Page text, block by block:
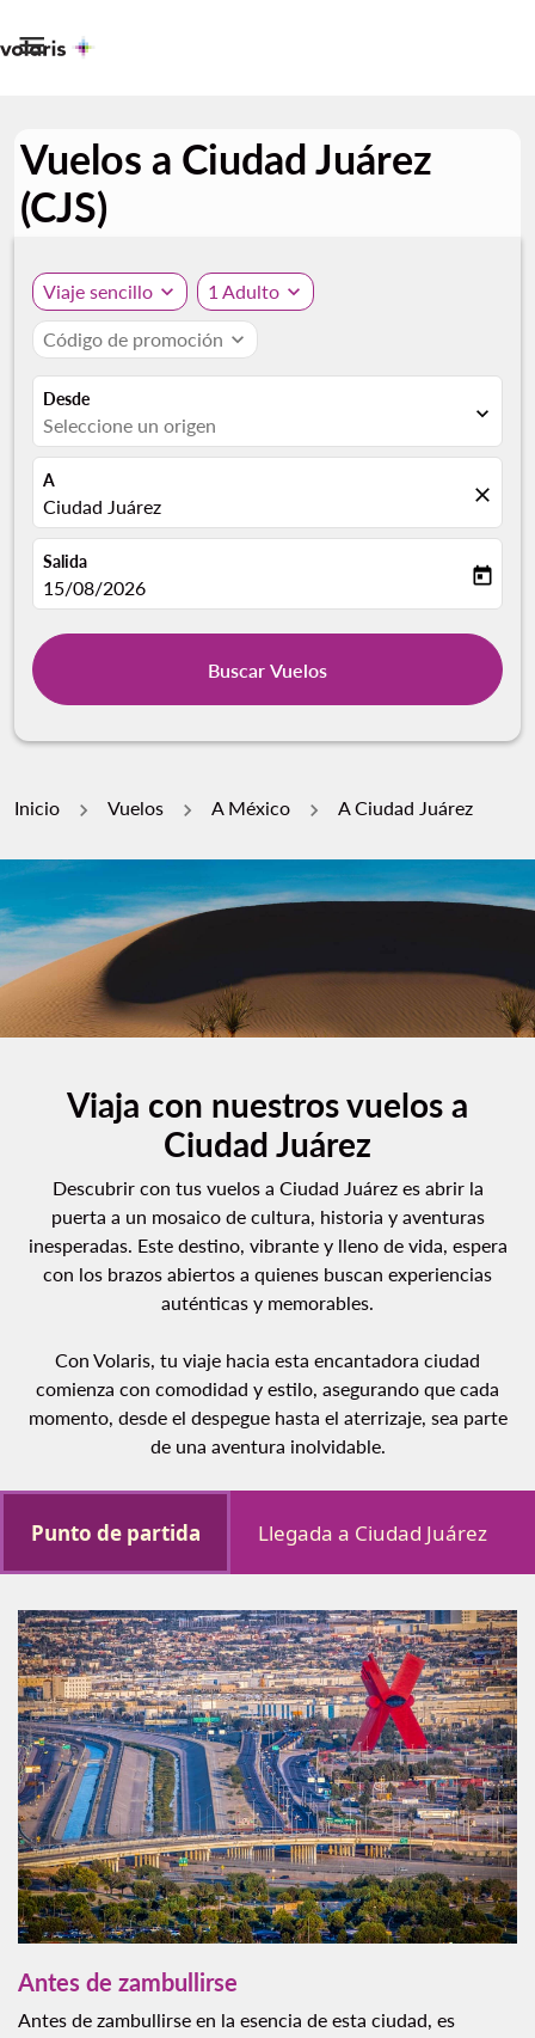

Vuelos a Ciudad Juárez
(CJS)
Viaje sencillo expand_more 1 Adulto expand_more
Código de promoción expand_more
Desde
Seleccione un origen expand_more
A
Ciudad Juárez close
Salida
fc-booking-departure-date-aria-label
15/08/2026 today
Buscar Vuelos
Inicio Vuelos A México A Ciudad Juárez
Viaja con nuestros vuelos a
Ciudad Juárez
Descubrir con tus vuelos a Ciudad Juárez es abrir la
puerta a un mosaico de cultura, historia y aventuras
inesperadas. Este destino, vibrante y lleno de vida, espera
con los brazos abiertos a quienes buscan experiencias
auténticas y memorables.
Con Volaris, tu viaje hacia esta encantadora ciudad
comienza con comodidad y estilo, asegurando que cada
momento, desde el despegue hasta el aterrizaje, sea parte
de una aventura inolvidable.
Punto de partida Llegada a Ciudad Juárez
Antes de zambullirse
Antes de zambullirse en la esencia de esta ciudad, es